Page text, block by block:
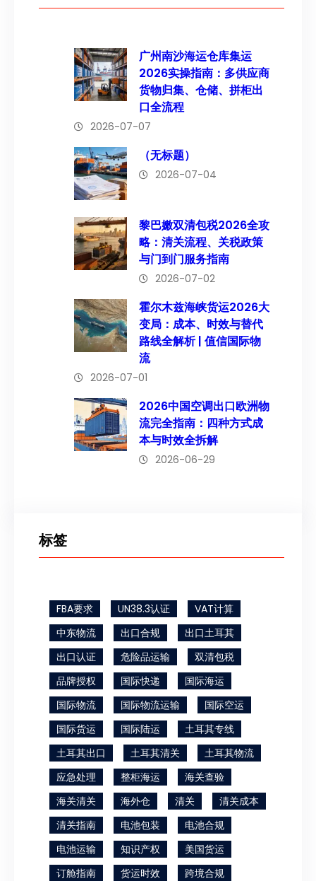
广州南沙海运仓库集运
2026实操指南：多供应商
货物归集、仓储、拼柜出
口全流程
2026-07-07
（无标题）
2026-07-04
黎巴嫩双清包税2026全攻
略：清关流程、关税政策
与门到门服务指南
2026-07-02
霍尔木兹海峡货运2026大
变局：成本、时效与替代
路线全解析 | 值信国际物
流
2026-07-01
2026中国空调出口欧洲物
流完全指南：四种方式成
本与时效全拆解
2026-06-29
标签
FBA要求 UN38.3认证
VAT计算
中东物流
出口合规
出口土耳其
出口认证
危险品运输
双清包税
品牌授权
国际快递
国际海运
国际物流
国际物流运输
国际空运
国际货运
国际陆运
土耳其专线
土耳其出口
土耳其清关
土耳其物流
应急处理
整柜海运
海关查验
海关清关
海外仓 清关
清关成本
清关指南
电池包装
电池合规
电池运输
知识产权
美国货运
订舱指南
货运时效
跨境合规